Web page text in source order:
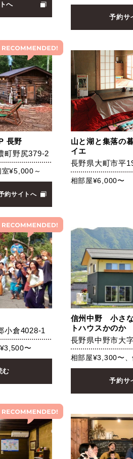
へ
予約サ
長野
町野尻379-2
¥5,000～
約サイトへ
山と湖と集落の
イエ
長野県大町市平
相部屋¥6,000〜
小倉4028-1
〜
む
信州中野 小さ
トハウスかのか
長野県中野市大
相部屋¥3,300〜
予約サ